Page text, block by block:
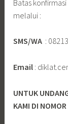
Batas
melalui :
SMS/WA :
Email :
UNTUK
KAMI DI